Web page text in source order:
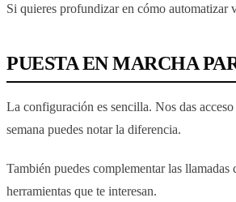
Si quieres profundizar en cómo automatizar
PUESTA EN MARCHA
La configuración es sencilla. Nos das
semana puedes notar la diferencia.
También puedes complementar las llamadas
herramientas que te interesan.